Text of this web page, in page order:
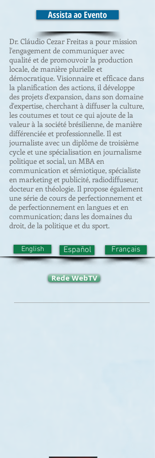
Assista ao Evento
Dr. Cláudio Cezar Freitas a pour mission
l'engagement de communiquer avec
qualité et de promouvoir la production
locale, de manière plurielle et
démocratique. Visionnaire et efficace dans
la planification des actions, il développe
des projets d'expansion, dans son domaine
d'expertise, cherchant à diffuser la culture,
les coutumes et tout ce qui ajoute de la
valeur à la société brésilienne, de manière
différenciée et professionnelle. Il est
journaliste avec un diplôme de troisième
cycle et une spécialisation en journalisme
politique et social, un MBA en
communication et sémiotique, spécialiste
en marketing et publicité, radiodiffuseur,
docteur en théologie. Il propose également
une série de cours de perfectionnement et
de perfectionnement en langues et en
communication; dans les domaines du
droit, de la politique et du sport.
English Español Français
Rede WebTV